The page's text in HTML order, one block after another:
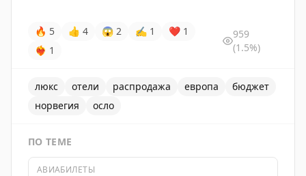
🔥 5 👍 4 😱 2 ✍ 1 ❤ 1
❤‍🔥 1
959
(1.5%)
люкс отели распродажа европа
бюджет
норвегия
осло
ПО ТЕМЕ
АВИАБИЛЕТЫ